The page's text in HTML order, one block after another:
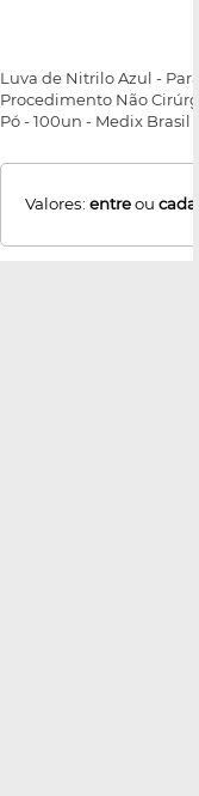
Luva de Nitrilo Azul -
Procedimento Não
Pó - 100un - Medix Brasil
Valores: entreou